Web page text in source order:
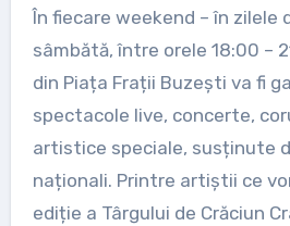
În fiecare weekend – în zilele
sâmbătă, între orele 18:00 –
din Piața Frații Buzești va fi
spectacole live, concerte,
artistice speciale, susținute
naționali. Printre artiștii ce
ediție a Târgului de Crăciun